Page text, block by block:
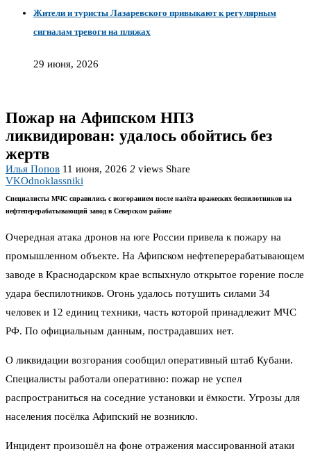
Жители и туристы Лазаревского привыкают к регулярным
сигналам тревоги на пляжах
29 июня, 2026
Пожар на Афипском НПЗ
ликвидирован: удалось обойтись без
жертв
Илья Попов 11 июня, 2026 2 views Share
VKOdnoklassniki
Специалисты МЧС справились с возгоранием после налёта вражеских беспилотников на
нефтеперерабатывающий завод в Северском районе
Очередная атака дронов на юге России привела к пожару на
промышленном объекте. На Афипском нефтеперерабатывающем
заводе в Краснодарском крае вспыхнуло открытое горение после
удара беспилотников. Огонь удалось потушить силами 34
человек и 12 единиц техники, часть которой принадлежит МЧС
РФ. По официальным данным, пострадавших нет.
О ликвидации возгорания сообщил оперативный штаб Кубани.
Специалисты работали оперативно: пожар не успел
распространиться на соседние установки и ёмкости. Угрозы для
населения посёлка Афипский не возникло.
Инцидент произошёл на фоне отражения массированной атаки